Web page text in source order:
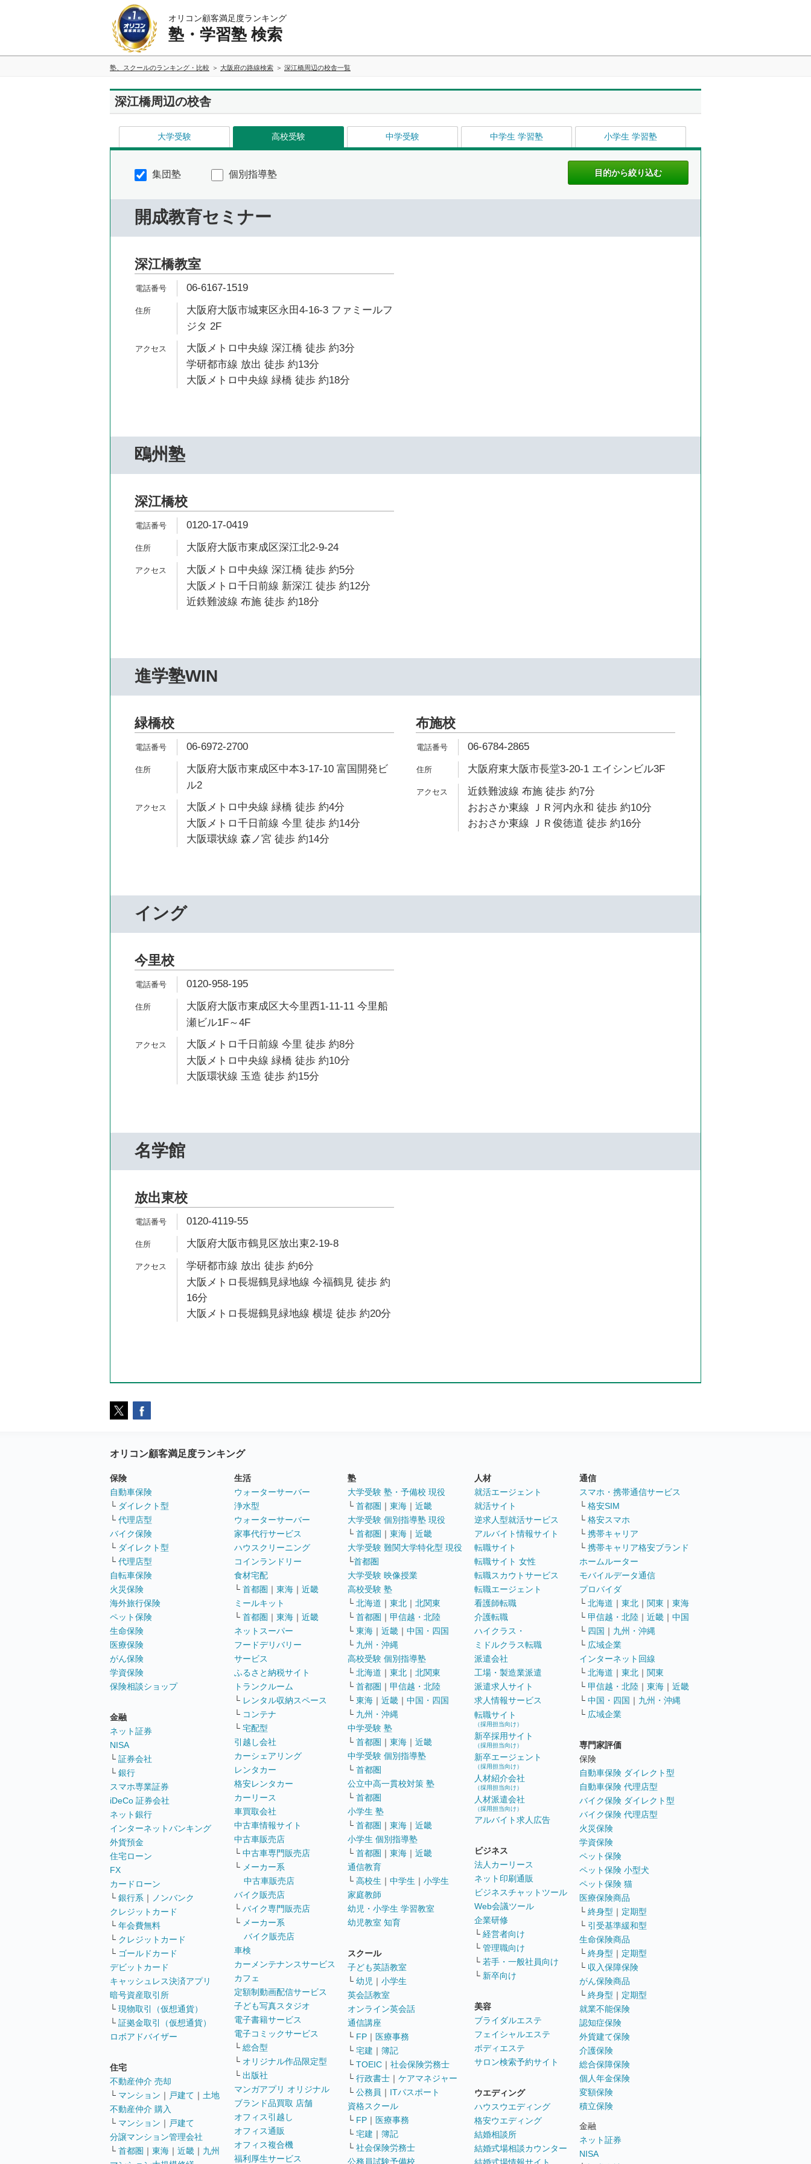
オリコン顧客満足度ランキング
塾・学習塾 検索
塾、スクールのランキング・比較 大阪府の路線検索 深江橋周辺の校舎一覧
深江橋周辺の校舎
大学受験 高校受験 中学受験 中学生 学習塾 小学生 学習塾
集団塾 個別指導塾
開成教育セミナー
深江橋教室
06-6167-1519
大阪府大阪市城東区永田4-16-3 ファミールフ
ジタ 2F
大阪メトロ中央線 深江橋 徒歩 約3分
学研都市線 放出 徒歩 約13分
大阪メトロ中央線 緑橋 徒歩 約18分
鴎州塾
深江橋校
0120-17-0419
大阪府大阪市東成区深江北2-9-24
大阪メトロ中央線 深江橋 徒歩 約5分
大阪メトロ千日前線 新深江 徒歩 約12分
近鉄難波線 布施 徒歩 約18分
進学塾WIN
緑橋校
06-6972-2700
大阪府大阪市東成区中本3-17-10 富国開発ビ
ル2
大阪メトロ中央線 緑橋 徒歩 約4分
大阪メトロ千日前線 今里 徒歩 約14分
大阪環状線 森ノ宮 徒歩 約14分
布施校
06-6784-2865
大阪府東大阪市長堂3-20-1 エイシンビル3F
近鉄難波線 布施 徒歩 約7分
おおさか東線 ＪＲ河内永和 徒歩 約10分
おおさか東線 ＪＲ俊徳道 徒歩 約16分
イング
今里校
0120-958-195
大阪府大阪市東成区大今里西1-11-11 今里船
瀬ビル1F～4F
大阪メトロ千日前線 今里 徒歩 約8分
大阪メトロ中央線 緑橋 徒歩 約10分
大阪環状線 玉造 徒歩 約15分
名学館
放出東校
0120-4119-55
大阪府大阪市鶴見区放出東2-19-8
学研都市線 放出 徒歩 約6分
大阪メトロ長堀鶴見緑地線 今福鶴見 徒歩 約
16分
大阪メトロ長堀鶴見緑地線 横堤 徒歩 約20分
オリコン顧客満足度ランキング
保険
自動車保険
└ ダイレクト型
└ 代理店型
バイク保険
└ ダイレクト型
└ 代理店型
自転車保険
火災保険
海外旅行保険
ペット保険
生命保険
医療保険
がん保険
学資保険
保険相談ショップ
金融
ネット証券
NISA
└ 証券会社
└ 銀行
スマホ専業証券
iDeCo 証券会社
ネット銀行
インターネットバンキング
外貨預金
住宅ローン
FX
カードローン
└ 銀行系 ｜
ノンバンク
クレジットカード
└ 年会費無料
└ クレジットカード
└ ゴールドカード
デビットカード
キャッシュレス決済アプリ
暗号資産取引所
└ 現物取引（仮想通貨）
└ 証拠金取引（仮想通貨）
ロボアドバイザー
住宅
不動産仲介 売却
└ マンション ｜ 戸建て ｜ 土地
不動産仲介 購入
└ マンション ｜ 戸建て
分譲マンション管理会社
└ 首都圏 ｜ 東海 ｜ 近畿 ｜ 九州
生活
ウォーターサーバー
浄水型
ウォーターサーバー
家事代行サービス
ハウスクリーニング
コインランドリー
食材宅配
└ 首都圏 ｜ 東海 ｜ 近畿
ミールキット
└ 首都圏 ｜ 東海 ｜ 近畿
ネットスーパー
フードデリバリー
サービス
ふるさと納税サイト
トランクルーム
└ レンタル収納スペース
└ コンテナ
└ 宅配型
引越し会社
カーシェアリング
レンタカー
格安レンタカー
カーリース
車買取会社
中古車情報サイト
中古車販売店
└ 中古車専門販売店
└ メーカー系
中古車販売店
バイク販売店
└ バイク専門販売店
└ メーカー系
バイク販売店
車検
カーメンテナンスサービス
カフェ
定額制動画配信サービス
子ども写真スタジオ
電子書籍サービス
電子コミックサービス
└ 総合型
└ オリジナル作品限定型
└ 出版社
マンガアプリ オリジナル
ブランド品買取 店舗
オフィス引越し
オフィス通販
オフィス複合機
福利厚生サービス
塾
大学受験 塾・予備校 現役
└ 首都圏 ｜ 東海 ｜ 近畿
大学受験 個別指導塾 現役
└ 首都圏 ｜ 東海 ｜ 近畿
大学受験 難関大学特化型 現役
└首都圏
大学受験 映像授業
高校受験 塾
└ 北海道 ｜ 東北 ｜ 北関東
└ 首都圏 ｜ 甲信越・北陸
└ 東海 ｜ 近畿 ｜ 中国・四国
└ 九州・沖縄
高校受験 個別指導塾
└ 北海道 ｜ 東北 ｜ 北関東
└ 首都圏 ｜ 甲信越・北陸
└ 東海 ｜ 近畿 ｜ 中国・四国
└ 九州・沖縄
中学受験 塾
└ 首都圏 ｜ 東海 ｜ 近畿
中学受験 個別指導塾
└ 首都圏
公立中高一貫校対策 塾
└ 首都圏
小学生 塾
└ 首都圏 ｜ 東海 ｜ 近畿
小学生 個別指導塾
└ 首都圏 ｜ 東海 ｜ 近畿
通信教育
└ 高校生 ｜ 中学生 ｜ 小学生
家庭教師
幼児・小学生 学習教室
幼児教室 知育
スクール
子ども英語教室
└ 幼児 ｜ 小学生
英会話教室
オンライン英会話
通信講座
└ FP ｜ 医療事務
└ 宅建 ｜ 簿記
└ TOEIC ｜ 社会保険労務士
└ 行政書士 ｜ ケアマネジャー
└ 公務員 ｜ ITパスポート
資格スクール
└ FP ｜ 医療事務
└ 宅建 ｜ 簿記
└ 社会保険労務士
公務員試験予備校
人材
就活エージェント
就活サイト
逆求人型就活サービス
アルバイト情報サイト
転職サイト
転職サイト 女性
転職スカウトサービス
転職エージェント
看護師転職
介護転職
ハイクラス・
ミドルクラス転職
派遣会社
工場・製造業派遣
派遣求人サイト
求人情報サービス
転職サイト
（採用担当向け）
新卒採用サイト
（採用担当向け）
新卒エージェント
（採用担当向け）
人材紹介会社
（採用担当向け）
人材派遣会社
（採用担当向け）
アルバイト求人広告
ビジネス
法人カーリース
ネット印刷通販
ビジネスチャットツール
Web会議ツール
企業研修
└ 経営者向け
└ 管理職向け
└ 若手・一般社員向け
└ 新卒向け
美容
ブライダルエステ
フェイシャルエステ
ボディエステ
サロン検索予約サイト
ウエディング
ハウスウエディング
格安ウエディング
結婚相談所
結婚式場相談カウンター
通信
スマホ・携帯通信サービス
└ 格安SIM
└ 格安スマホ
└ 携帯キャリア
└ 携帯キャリア格安ブランド
ホームルーター
モバイルデータ通信
プロバイダ
└ 北海道 ｜ 東北 ｜ 関東 ｜ 東海
└ 甲信越・北陸 ｜ 近畿 ｜ 中国
└ 四国 ｜ 九州・沖縄
└ 広域企業
インターネット回線
└ 北海道 ｜ 東北 ｜ 関東
└ 甲信越・北陸 ｜ 東海 ｜ 近畿
└ 中国・四国 ｜ 九州・沖縄
└ 広域企業
専門家評価
保険
自動車保険 ダイレクト型
自動車保険 代理店型
バイク保険 ダイレクト型
バイク保険 代理店型
火災保険
学資保険
ペット保険
ペット保険 小型犬
ペット保険 猫
医療保険商品
└ 終身型 ｜ 定期型
└ 引受基準緩和型
生命保険商品
└ 終身型 ｜ 定期型
└ 収入保障保険
がん保険商品
└ 終身型 ｜ 定期型
就業不能保険
認知症保険
外貨建て保険
介護保険
総合保障保険
個人年金保険
変額保険
積立保険
金融
ネット証券
NISA